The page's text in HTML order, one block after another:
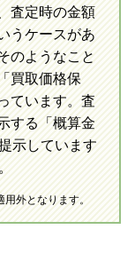
ゃがご到着後、ご
可能です。
影方法
ゃがご到着後、ご
可能です。
真の撮影方法
査定時の金額
うケースがあ
のようなこと
買取価格保
ています。査
する「概算金
示しています
外となります。